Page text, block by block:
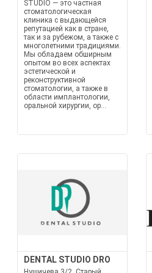
STUDIO — это частная
стоматологическая
клиника с выдающейся
репутацией как в стране,
так и за рубежом, а также с
многолетними традициями.
Мы обладаем обширным
опытом во всех аспектах
эстетической и
реконструктивной
стоматологии, а также в
области имплантологии,
оральной хирургии, ор...
DENTAL STUDIO DRO